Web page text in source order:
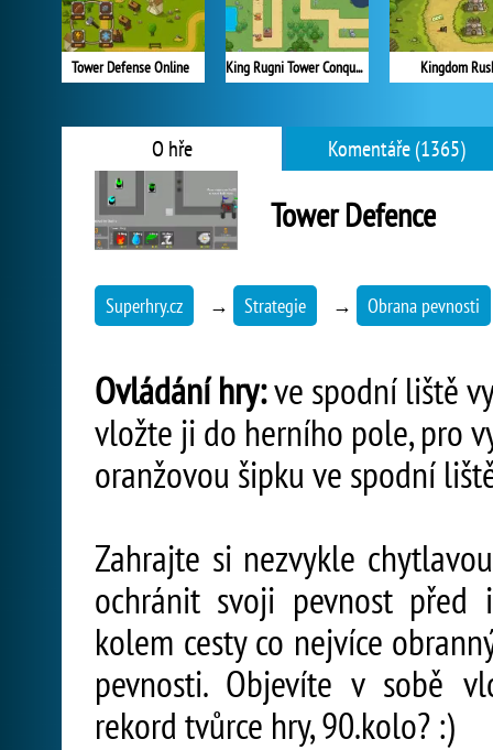
Tower Defense Online King Rugni Tower Conquest Kingdom
O hře Komentáře (1365)
Tower Defence
Superhry.cz → Strategie → Obrana pevnosti
Ovládání hry:ve spodní liště
vložte ji do herního pole, pro
oranžovou šipku ve spodní
Zahrajte si nezvykle
ochránit svoji pevnost před
kolem cesty co nejvíce
pevnosti. Objevíte v sobě
rekord tvůrce hry, 90.kolo? :)